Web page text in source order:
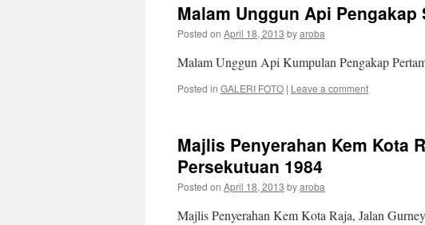
Malam Unggun Api Pengakap
Posted on April 18, 2013 byaroba
Malam Unggun Api Kumpulan Pengakap
Posted in GALERI FOTO | Leave a comment
Majlis Penyerahan Kem Kota
Persekutuan 1984
Posted on April 18, 2013 byaroba
Majlis Penyerahan Kem Kota Raja, Jalan